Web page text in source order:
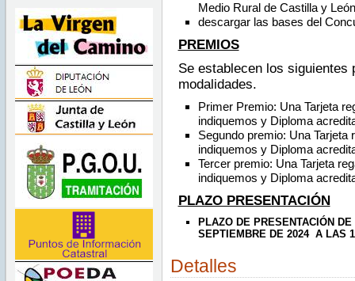
Medio Rural de Castilla y
descargar las bases del
PREMIOS
Se establecen los siguientes
modalidades.
Primer Premio: Una Tarjeta
indiquemos y Diploma
Segundo premio: Una Tarjeta
indiquemos y Diploma
Tercer premio: Una Tarjeta
indiquemos y Diploma
PLAZO PRESENTACIÓN
PLAZO DE PRESENTACIÓN
SEPTIEMBRE DE 2024 A LAS
Detalles